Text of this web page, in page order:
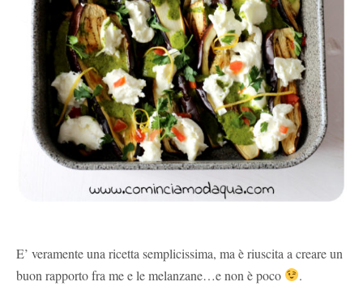
E’ veramente una ricetta semplicissima, ma è riuscita a creare un
buon rapporto fra me e le melanzane…e non è poco
.